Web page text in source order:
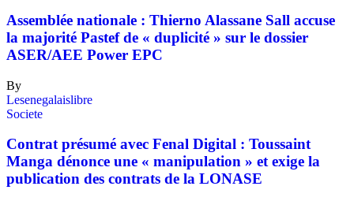
Assemblée nationale : Thierno Alassane Sall accuse
la majorité Pastef de « duplicité » sur le dossier
ASER/AEE Power EPC
By
Lesenegalaislibre
Societe
Contrat présumé avec Fenal Digital : Toussaint
Manga dénonce une « manipulation » et exige la
publication des contrats de la LONASE